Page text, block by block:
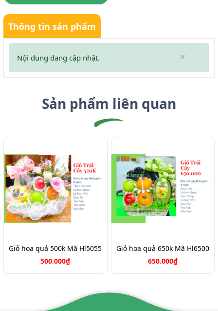
Thông tin sản phẩm
×
Nội dung đang cập nhật.
Sản phẩm liên quan
Giỏ hoa quả 500k Mã Hl5055
500.000₫
Giỏ hoa quả 650k Mã Hl6500
650.000₫